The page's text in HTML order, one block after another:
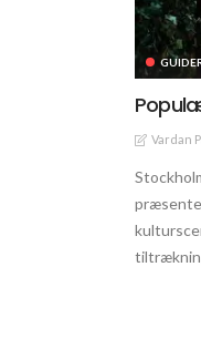
Vardan